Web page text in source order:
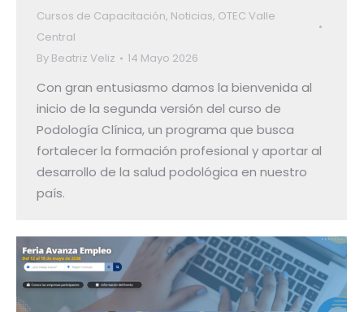
Cursos de Capacitación, Noticias, OTEC Valle
Central
By Beatriz Veliz 14 Mayo 2026
Con gran entusiasmo damos la bienvenida al
inicio de la segunda versión del curso de
Podología Clínica, un programa que busca
fortalecer la formación profesional y aportar al
desarrollo de la salud podológica en nuestro
país.